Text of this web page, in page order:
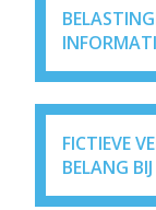
FICTIEVE
BELANG